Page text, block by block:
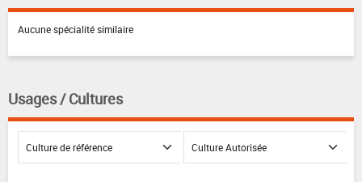
Aucune spécialité similaire
Usages / Cultures